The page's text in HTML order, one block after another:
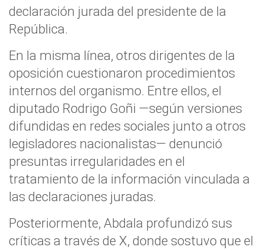
declaración jurada del presidente de la
República.
En la misma línea, otros dirigentes de la
oposición cuestionaron procedimientos
internos del organismo. Entre ellos, el
diputado Rodrigo Goñi —según versiones
difundidas en redes sociales junto a otros
legisladores nacionalistas— denunció
presuntas irregularidades en el
tratamiento de la información vinculada a
las declaraciones juradas.
Posteriormente, Abdala profundizó sus
críticas a través de X, donde sostuvo que el